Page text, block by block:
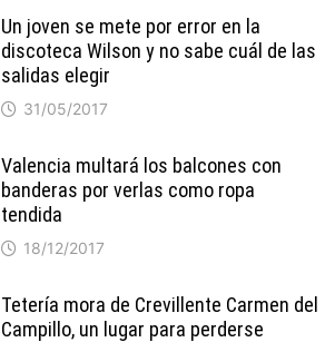
Un joven se mete por error en la
discoteca Wilson y no sabe cuál de las
salidas elegir
31/05/2017
Valencia multará los balcones con
banderas por verlas como ropa
tendida
18/12/2017
Tetería mora de Crevillente Carmen del
Campillo, un lugar para perderse